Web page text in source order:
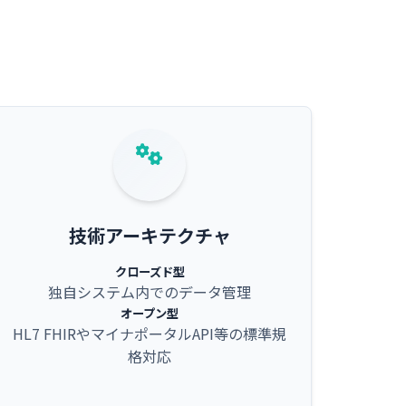
技術アーキテクチャ
クローズド型
独自システム内でのデータ管理
オープン型
HL7 FHIRやマイナポータルAPI等の標準規
格対応